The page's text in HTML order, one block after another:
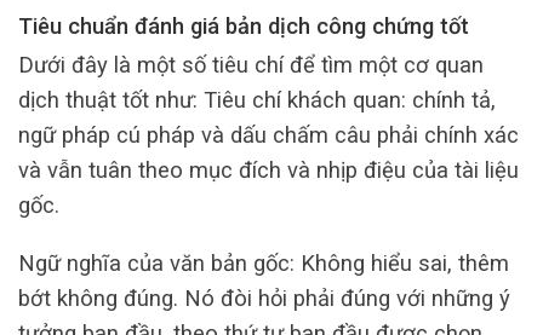
Tiêu chuẩn đánh giá bản dịch công chứng tốt
Dưới đây là một số tiêu chí để tìm một cơ quan
dịch thuật tốt như: Tiêu chí khách quan: chính tả,
ngữ pháp cú pháp và dấu chấm câu phải chính xác
và vẫn tuân theo mục đích và nhịp điệu của tài liệu
gốc.
Ngữ nghĩa của văn bản gốc: Không hiểu sai, thêm
bớt không đúng. Nó đòi hỏi phải đúng với những ý